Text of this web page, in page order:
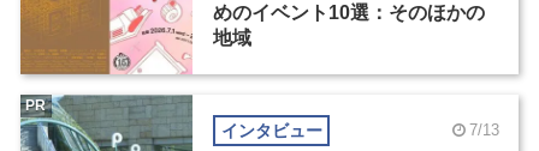
めのイベント10選：そのほかの
地域
インタビュー 7/13
PR